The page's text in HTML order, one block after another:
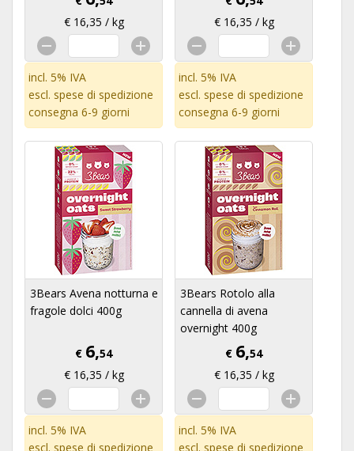
€ 16,35 / kg
incl. 5% IVA
escl. spese di spedizione
consegna 6-9 giorni
€ 16,35 / kg
incl. 5% IVA
escl. spese di spedizione
consegna 6-9 giorni
3Bears Avena notturna e
fragole dolci 400g
€ 6,54
€ 16,35 / kg
incl. 5% IVA
escl. spese di spedizione
3Bears Rotolo alla
cannella di avena
overnight 400g
€ 6,54
€ 16,35 / kg
incl. 5% IVA
escl. spese di spedizione